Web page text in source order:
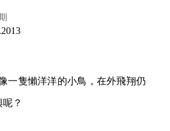
一隻懶洋洋的小鳥，在外飛翔仍
？